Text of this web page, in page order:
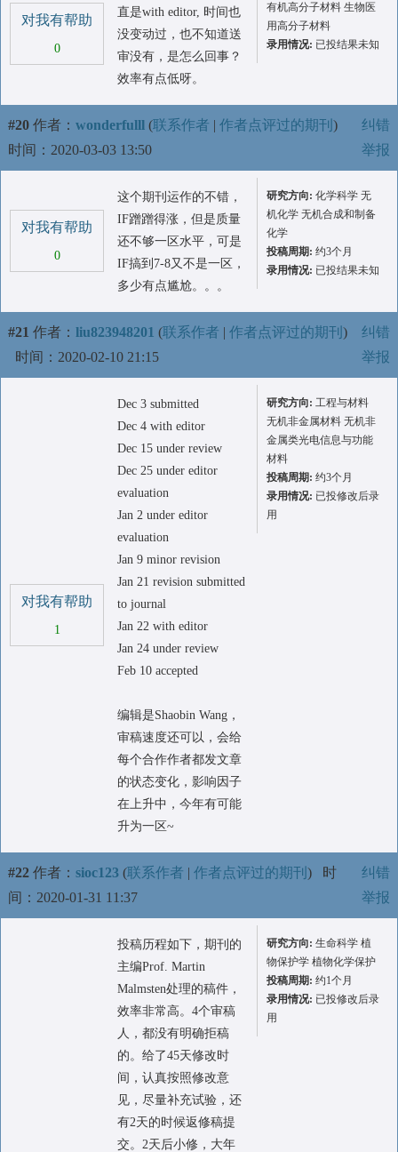
对我有帮助
0
直是with editor, 时间也
没变动过，也不知道送
审没有，是怎么回事？
效率有点低呀。
有机高分子材料 生物医
用高分子材料
录用情况: 已投结果未知
#20 作者： wonderfulll (联系作者 | 作者点评过的期刊 )
时间：2020-03-03 13:50
纠错
举报
对我有帮助
0
这个期刊运作的不错，
IF蹭蹭得涨，但是质量
还不够一区水平，可是
IF搞到7-8又不是一区，
多少有点尴尬。。。
研究方向: 化学科学 无
机化学 无机合成和制备
化学
投稿周期: 约3个月
录用情况: 已投结果未知
#21 作者： liu823948201 (联系作者 | 作者点评过的期刊 )
时间：2020-02-10 21:15
纠错
举报
对我有帮助
1
Dec 3 submitted
Dec 4 with editor
Dec 15 under review
Dec 25 under editor
evaluation
Jan 2 under editor
evaluation
Jan 9 minor revision
Jan 21 revision submitted
to journal
Jan 22 with editor
Jan 24 under review
Feb 10 accepted
编辑是Shaobin Wang，
审稿速度还可以，会给
每个合作作者都发文章
的状态变化，影响因子
在上升中，今年有可能
升为一区~
研究方向: 工程与材料
无机非金属材料 无机非
金属类光电信息与功能
材料
投稿周期: 约3个月
录用情况: 已投修改后录
用
#22 作者： sioc123 (联系作者 | 作者点评过的期刊 ) 时
间：2020-01-31 11:37
纠错
举报
投稿历程如下，期刊的
主编Prof. Martin
Malmsten处理的稿件，
效率非常高。4个审稿
人，都没有明确拒稿
的。给了45天修改时
间，认真按照修改意
见，尽量补充试验，还
有2天的时候返修稿提
交。2天后小修，大年
研究方向: 生命科学 植
物保护学 植物化学保护
投稿周期: 约1个月
录用情况: 已投修改后录
用